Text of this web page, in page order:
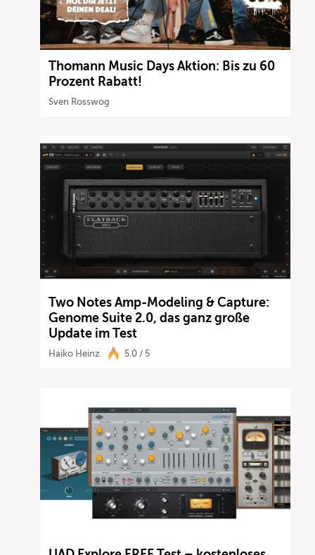
Thomann Music Days Aktion: Bis zu 60
Prozent Rabatt!
Sven Rosswog
Two Notes Amp-Modeling & Capture:
Genome Suite 2.0, das ganz große
Update im Test
Haiko Heinz 5.0 / 5